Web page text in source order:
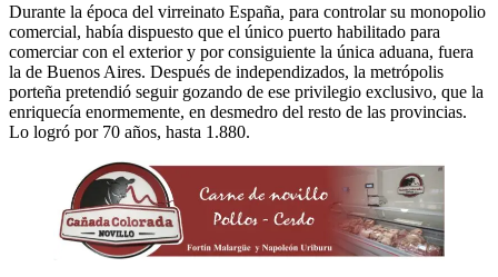
Durante la época del virreinato España, para controlar su monopolio
comercial, había dispuesto que el único puerto habilitado para
comerciar con el exterior y por consiguiente la única aduana, fuera
la de Buenos Aires. Después de independizados, la metrópolis
porteña pretendió seguir gozando de ese privilegio exclusivo, que la
enriquecía enormemente, en desmedro del resto de las provincias.
Lo logró por 70 años, hasta 1.880.